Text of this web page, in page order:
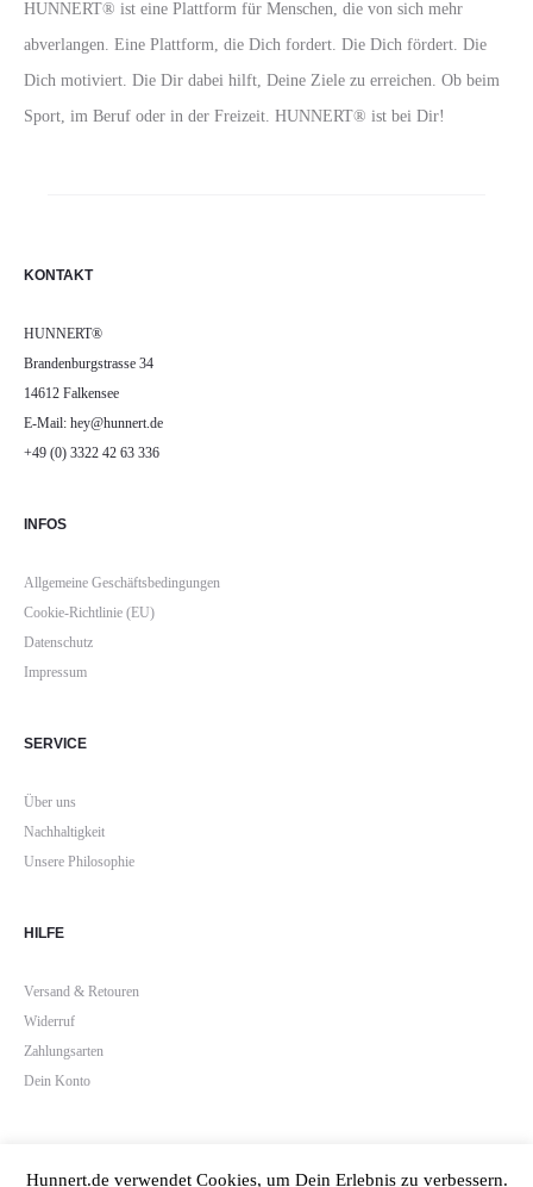
HUNNERT® ist eine Plattform für Menschen, die von sich mehr
abverlangen. Eine Plattform, die Dich fordert. Die Dich fördert. Die
Dich motiviert. Die Dir dabei hilft, Deine Ziele zu erreichen. Ob beim
Sport, im Beruf oder in der Freizeit. HUNNERT® ist bei Dir!
KONTAKT
HUNNERT®
Brandenburgstrasse 34
14612 Falkensee
E-Mail: hey@hunnert.de
+49 (0) 3322 42 63 336
INFOS
Allgemeine Geschäftsbedingungen
Cookie-Richtlinie (EU)
Datenschutz
Impressum
SERVICE
Über uns
Nachhaltigkeit
Unsere Philosophie
HILFE
Versand & Retouren
Widerruf
Zahlungsarten
Dein Konto
Hunnert.de verwendet Cookies, um Dein Erlebnis zu verbessern.